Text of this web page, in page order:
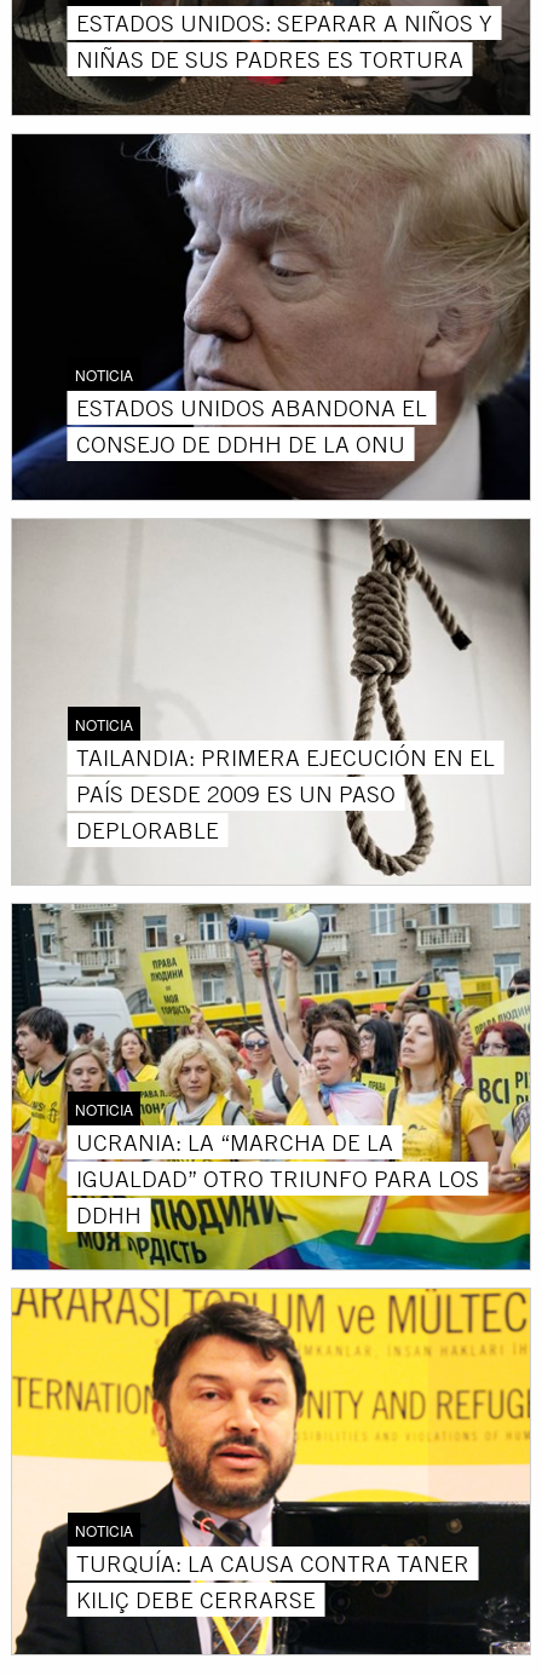
ESTADOS UNIDOS: SEPARAR A NIÑOS Y
NIÑAS DE SUS PADRES ES TORTURA
NOTICIA
ESTADOS UNIDOS ABANDONA EL
CONSEJO DE DDHH DE LA ONU
NOTICIA
TAILANDIA: PRIMERA EJECUCIÓN EN EL
PAÍS DESDE 2009 ES UN PASO
DEPLORABLE
NOTICIA
UCRANIA: LA “MARCHA DE LA
IGUALDAD” OTRO TRIUNFO PARA LOS
DDHH
NOTICIA
TURQUÍA: LA CAUSA CONTRA TANER
KILIÇ DEBE CERRARSE